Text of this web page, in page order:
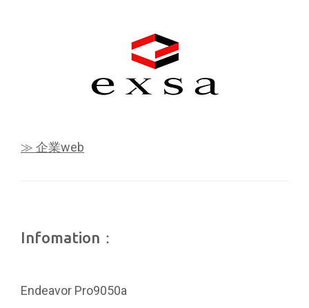
≫ 企業web
Infomation：
Endeavor Pro9050a